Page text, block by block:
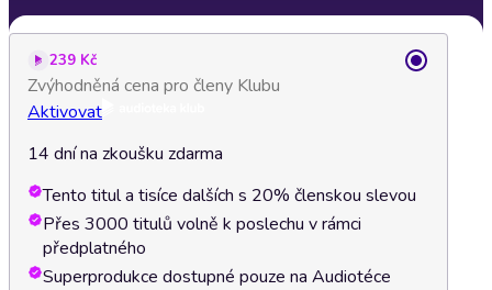
239 Kč
Zvýhodněná cena pro členy Klubu
Aktivovat
14 dní na zkoušku zdarma
Tento titul a tisíce dalších s 20% členskou slevou
Přes 3000 titulů volně k poslechu v rámci
předplatného
Superprodukce dostupné pouze na Audiotéce